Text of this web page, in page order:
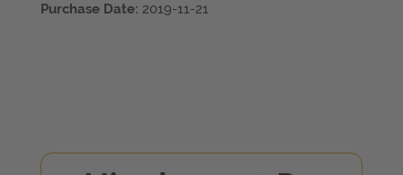
Purchase Date: 2019-11-21